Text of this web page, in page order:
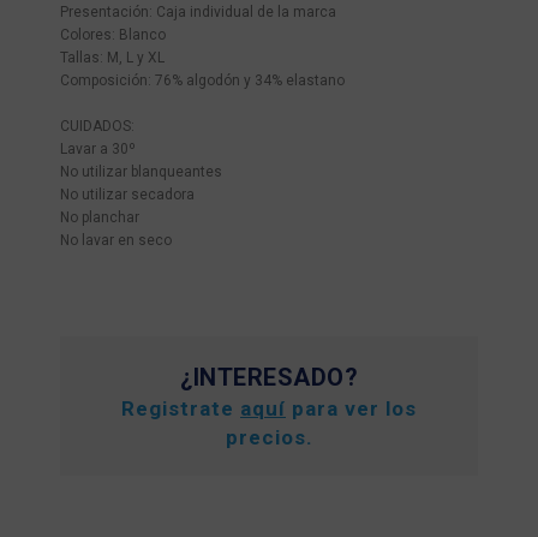
Presentación: Caja individual de la marca
Colores: Blanco
Tallas: M, L y XL
Composición: 76% algodón y 34% elastano
CUIDADOS:
Lavar a 30º
No utilizar blanqueantes
No utilizar secadora
No planchar
No lavar en seco
¿INTERESADO?
Registrate aquí para ver los
precios.